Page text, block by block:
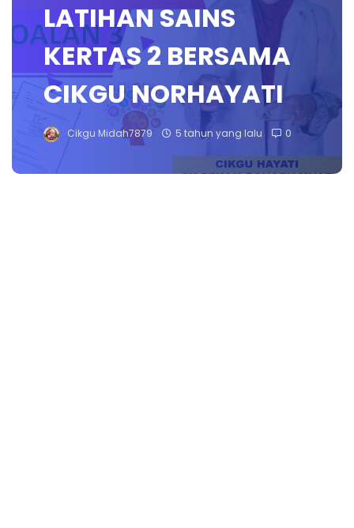
LATIHAN SAINS
KERTAS 2 BERSAMA
CIKGU NORHAYATI
Cikgu Midah7879 5 tahun yang lalu 0